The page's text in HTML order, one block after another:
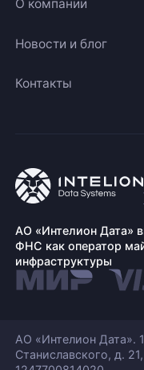
О компании
Новости и блог
Контакты
АО «Интелион Дата»
ФНС как оператор
инфраструктуры
АО «Интелион Дата».
Станиславского, д.